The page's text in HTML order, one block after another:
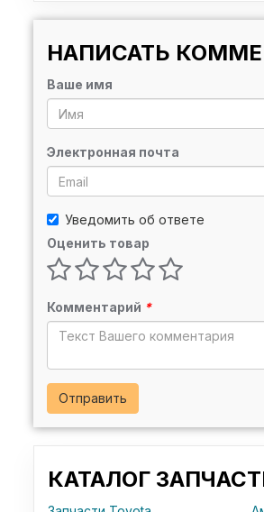
НАПИСАТЬ
Ваше имя
Электронная почта
Уведомить об ответе
Оценить товар
Комментарий *
Отправить
КАТАЛОГ